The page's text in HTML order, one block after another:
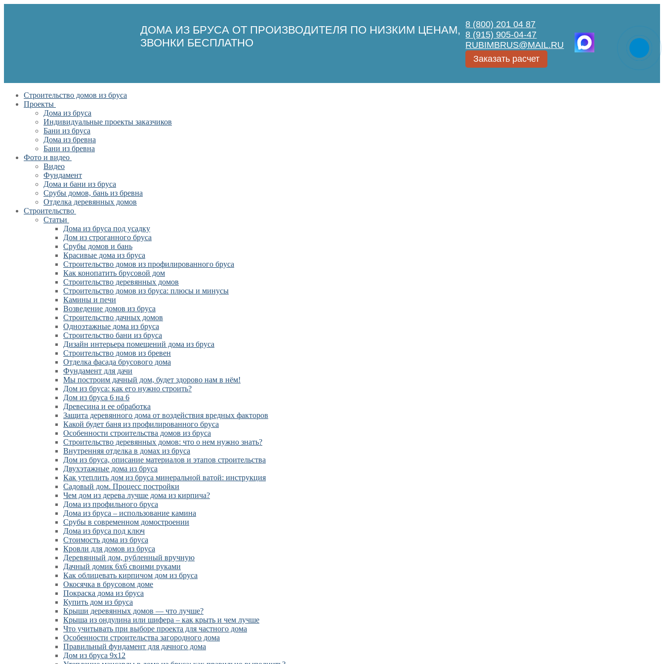
ДОМА ИЗ БРУСА ОТ ПРОИЗВОДИТЕЛЯ ПО НИЗКИМ ЦЕНАМ,
ЗВОНКИ БЕСПЛАТНО
8 (800) 201 04 87
8 (915) 905-04-47
RUBIMBRUS@MAIL.RU
Заказать расчет
Перейти
содержимому
Меню
ЗакрытьСтроительство домов из бруса
Проекты
Дома из бруса
Индивидуальные проекты заказчиков
Бани из бруса
Дома из бревна
Бани из бревна
Фото и видео
Видео
Фундамент
Дома и бани из бруса
Срубы домов, бань из бревна
Отделка деревянных домов
Строительство
Статьи
Дома из бруса под усадку
Дом из строганного бруса
Срубы домов и бань
Красивые дома из бруса
Строительство домов из профилированного бруса
Как конопатить брусовой дом
Строительство деревянных домов
Строительство домов из бруса: плюсы и минусы
Камины и печи
Возведение домов из бруса
Cтроительство дачных домов
Одноэтажные дома из бруса
Строительство бани из бруса
Дизайн интерьера помещений дома из бруса
Строительство домов из бревен
Отделка фасада брусового дома
Фундамент для дачи
Мы построим дачный дом, будет здорово нам в нём!
Дом из бруса: как его нужно строить?
Дом из бруса 6 на 6
Древесина и ее обработка
Защита деревянного дома от воздействия вредных факторов
Какой будет баня из профилированного бруса
Особенности строительства домов из бруса
Строительство деревянных домов: что о нем нужно знать?
Внутренняя отделка в домах из бруса
Дом из бруса, описание материалов и этапов строительства
Двухэтажные дома из бруса
Как утеплить дом из бруса минеральной ватой: инструкция
Садовый дом. Процесс постройки
Чем дом из дерева лучше дома из кирпича?
Дома из профильного бруса
Дома из бруса – использование камина
Срубы в современном домостроении
Дома из бруса под ключ
Стоимость дома из бруса
Кровли для домов из бруса
Деревянный дом, рубленный вручную
Дачный домик 6х6 своими руками
Как облицевать кирпичом дом из бруса
Окосячка в брусовом доме
Покраска дома из бруса
Купить дом из бруса
Крыши деревянных домов — что лучше?
Крыша из ондулина или шифера – как крыть и чем лучше
Что учитывать при выборе проекта для частного дома
Особенности строительства загородного дома
Правильный фундамент для дачного дома
Дом из бруса 9х12